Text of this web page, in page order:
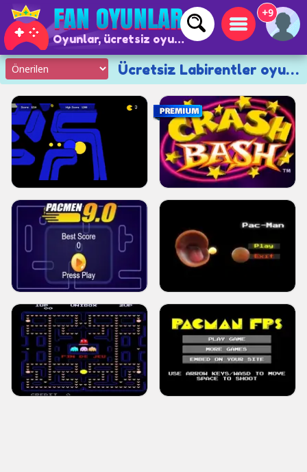
Oyunlar, ücretsiz oyunlar ve çevrimiçi oyunlar
+9
Ücretsiz Labirentler oyunları 🧩🔍